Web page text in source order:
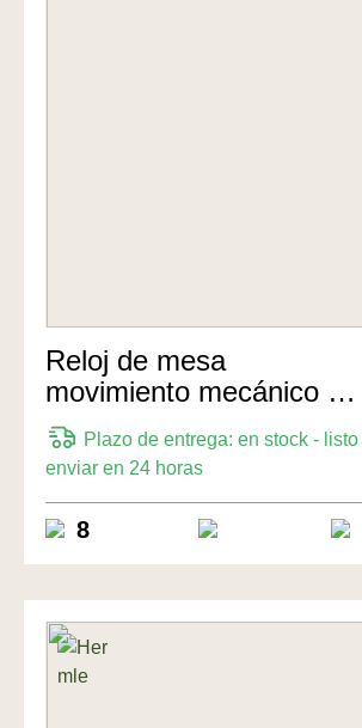
Reloj de mesa
movimiento mecánico de
8 días 33cm de Hermle
UhrenPlazo de entrega: en stock - listo
enviar en 24 horas
8